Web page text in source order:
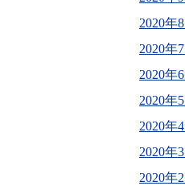
2020年8
2020年7
2020年6
2020年5
2020年4
2020年3
2020年2